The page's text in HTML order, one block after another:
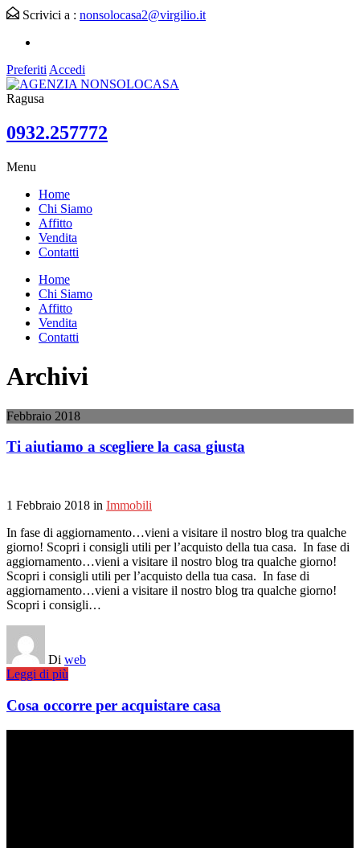
Scrivici a : nonsolocasa2@virgilio.it
Preferiti Accedi
Ragusa
0932.257772
Menu
Home
Chi Siamo
Affitto
Vendita
Contatti
Home
Chi Siamo
Affitto
Vendita
Contatti
Archivi
Febbraio 2018
Ti aiutiamo a scegliere la casa giusta
1 Febbraio 2018 in Immobili
In fase di aggiornamento…vieni a visitare il nostro blog tra qualche
giorno! Scopri i consigli utili per l’acquisto della tua casa. In fase di
aggiornamento…vieni a visitare il nostro blog tra qualche giorno!
Scopri i consigli utili per l’acquisto della tua casa. In fase di
aggiornamento…vieni a visitare il nostro blog tra qualche giorno!
Scopri i consigli…
Di web
Leggi di più
Cosa occorre per acquistare casa